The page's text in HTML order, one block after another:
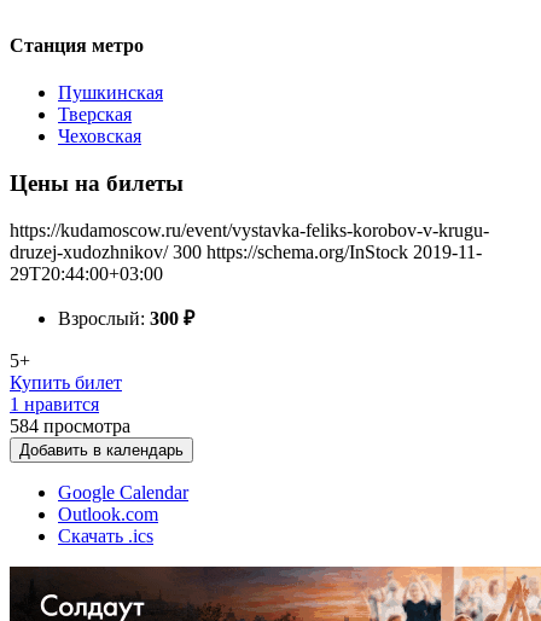
Станция метро
Пушкинская
Тверская
Чеховская
Цены на билеты
https://kudamoscow.ru/event/vystavka-feliks-korobov-v-krugu-
druzej-xudozhnikov/ 300 https://schema.org/InStock 2019-11-
29T20:44:00+03:00
Взрослый: 300 ₽
5+
Купить билет
1 нравится
584 просмотра
Добавить в календарь
Google Calendar
Outlook.com
Скачать .ics